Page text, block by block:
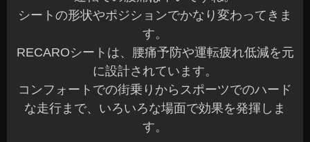
シートの形状やポジションでかなり変わってきま
す。
RECAROシートは、腰痛予防や運転疲れ低減を元
に設計されています。
コンフォートでの街乗りからスポーツでのハード
な走行まで、いろいろな場面で効果を発揮しま
す。